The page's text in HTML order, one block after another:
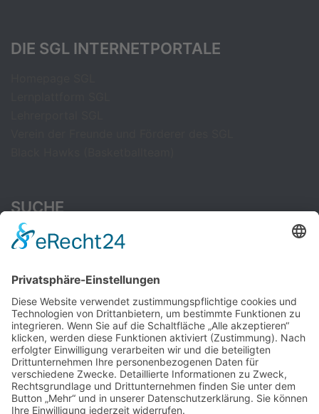
DIE SGL INTERNETPORTALE
SUCHE
Suchen
nach:
CAMBRIDGE ENGLISH